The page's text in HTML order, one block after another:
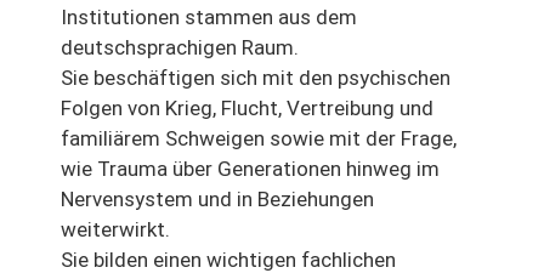
Institutionen stammen aus dem
deutschsprachigen Raum.
Sie beschäftigen sich mit den psychischen
Folgen von Krieg, Flucht, Vertreibung und
familiärem Schweigen sowie mit der Frage,
wie Trauma über Generationen hinweg im
Nervensystem und in Beziehungen
weiterwirkt.
Sie bilden einen wichtigen fachlichen